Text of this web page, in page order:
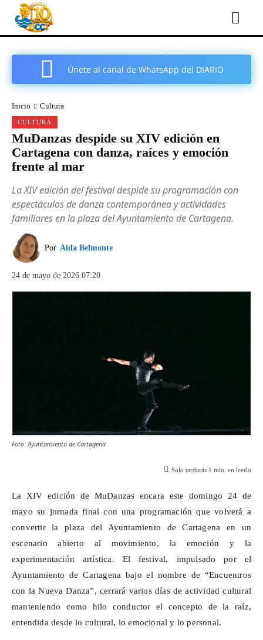
Únete al canal de WhatsApp del DIARIO
Inicio Cultura
CULTURA
MuDanzas despide su XIV edición en
Cartagena con danza, raíces y emoción
frente al mar
La XIV edición del festival despide su programación con
espectáculos de danza contemporánea y actividades
familiares en la plaza del Ayuntamiento de Cartagena.
Por Aida Belmonte
24 de mayo de 2026 07:20
Foto: Ayuntamiento de Cartagena
Solo tardarás 1 min. en leerlo
La XIV edición de MuDanzas encara este domingo 24 de
mayo su jornada final con una programación que volverá a
convertir la plaza del Ayuntamiento de Cartagena en un
escenario abierto al movimiento, la emoción y la
experimentación artística. El festival, impulsado por el
Ayuntamiento de Cartagena bajo el nombre de “Encuentros
con la Nueva Danza”, cerrará varios días de actividad cultural
manteniendo como hilo conductor el concepto de la raíz,
entendida desde lo cultural, lo emocional y lo personal.